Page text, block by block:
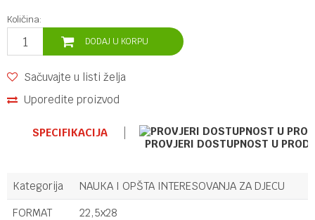
Količina:
DODAJ U KORPU
Sačuvajte u listi želja
Uporedite proizvod
SPECIFIKACIJA
PROVJERI DOSTUPNOST U
Kategorija
NAUKA I OPŠTA INTERESOVANJA ZA DJECU
FORMAT
22,5x28